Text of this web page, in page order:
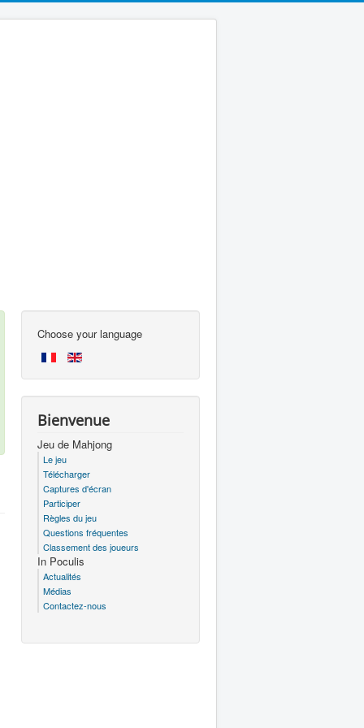
Choose your language
Bienvenue
Jeu de Mahjong
Le jeu
Télécharger
Captures d'écran
Participer
Règles du jeu
Questions fréquentes
Classement des joueurs
In Poculis
Actualités
Médias
Contactez-nous